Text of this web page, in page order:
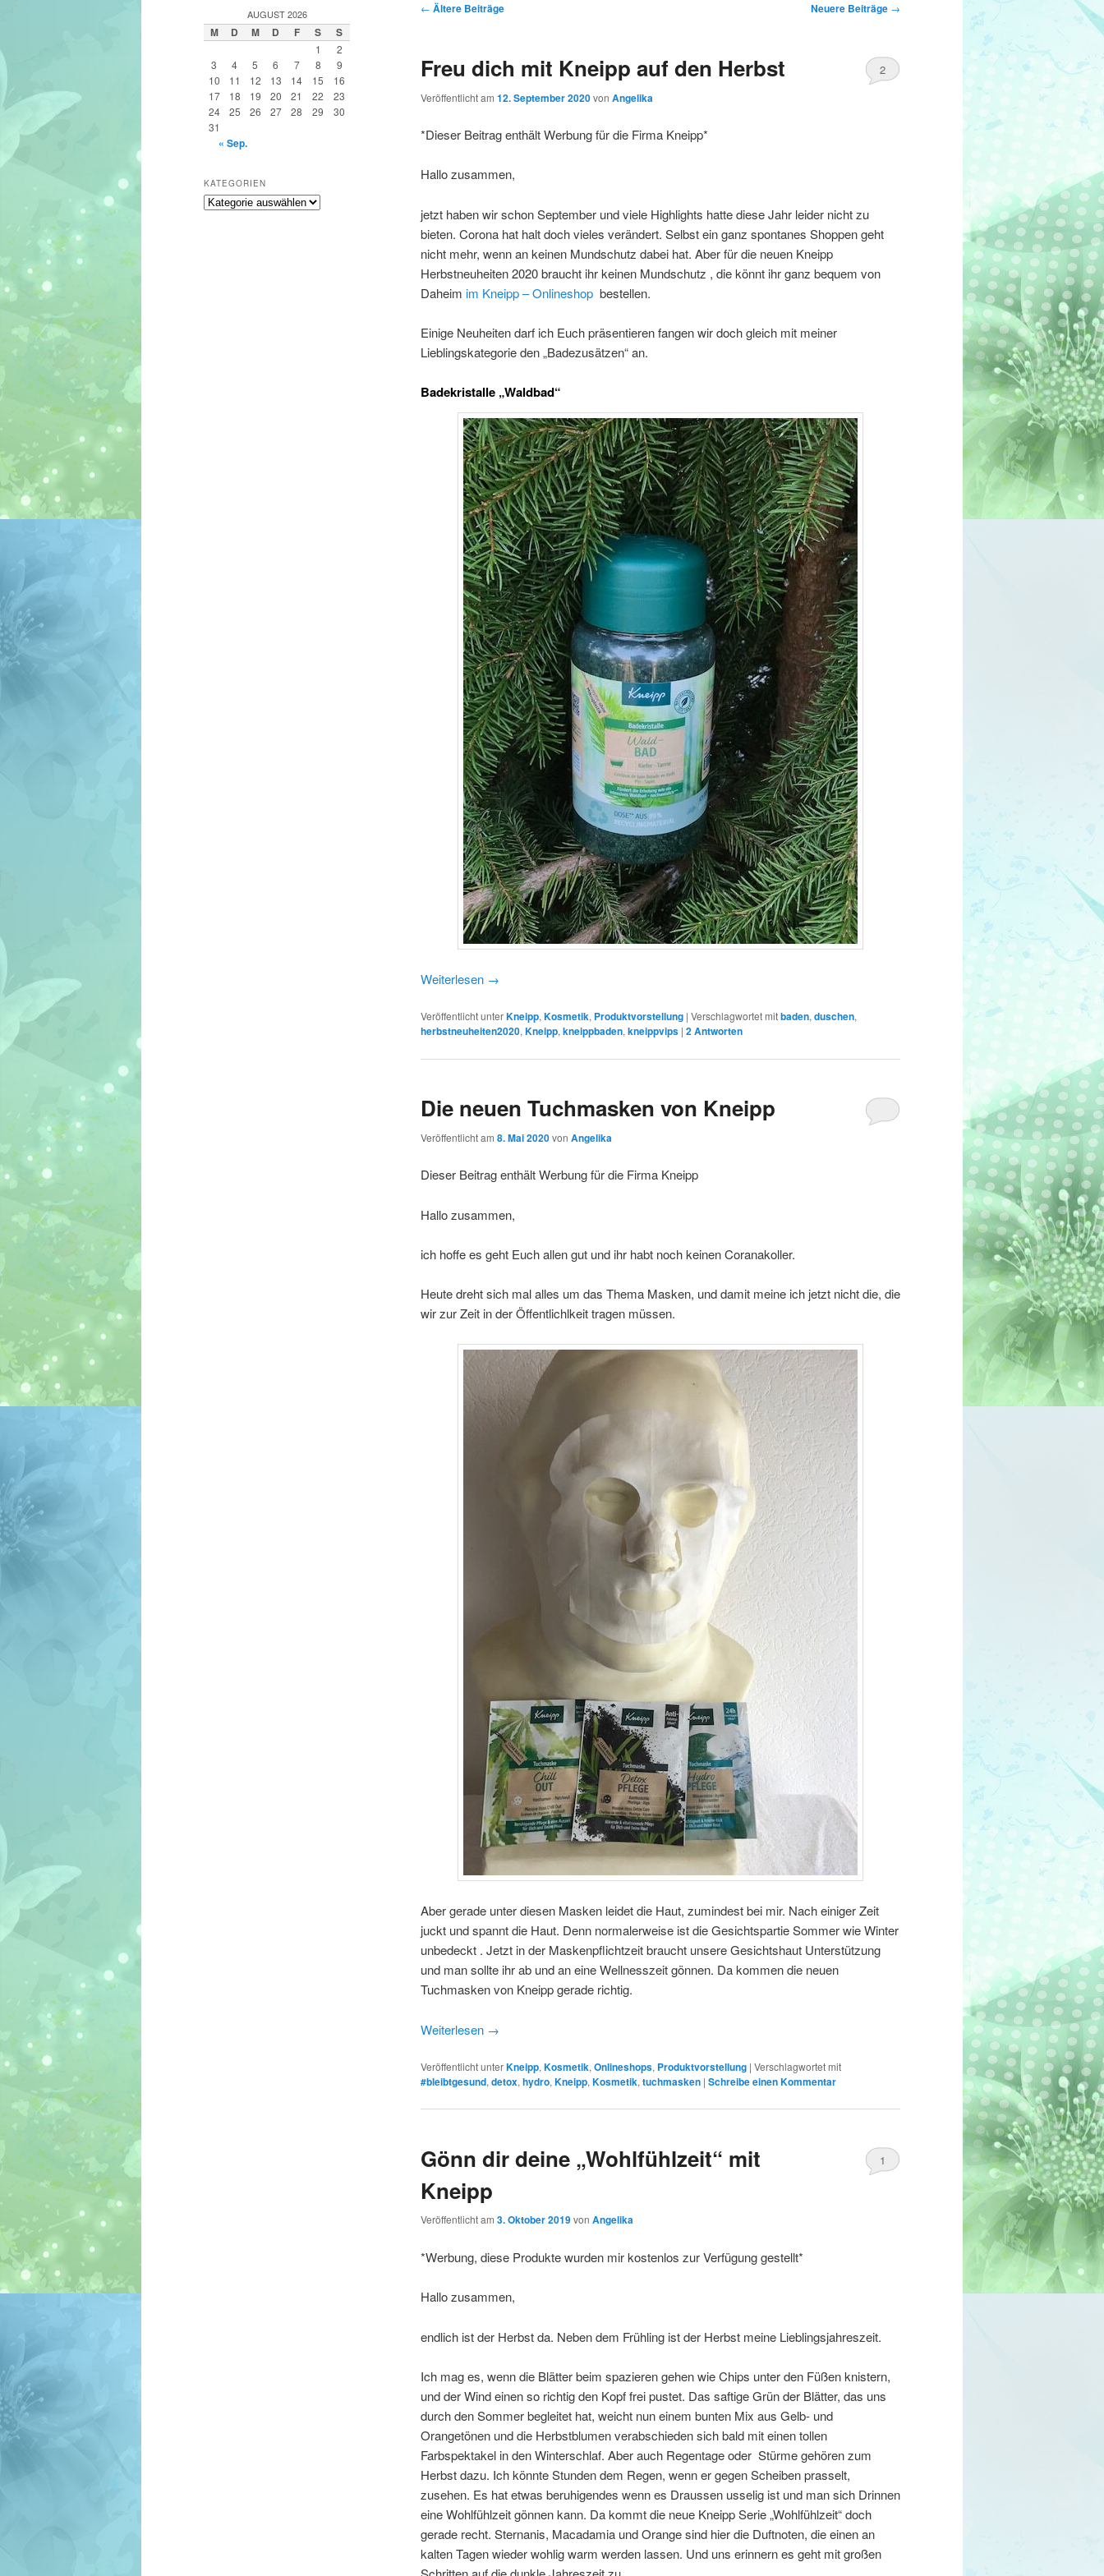
Beitragsnavigation
← Ältere Beiträge Neuere Beiträge →
Freu dich mit Kneipp auf den Herbst
Veröffentlicht am 12. September 2020von Angelika
2
*Dieser Beitrag enthält Werbung für die Firma Kneipp*
Hallo zusammen,
jetzt haben wir schon September und viele Highlights hatte diese Jahr leider nicht zu
bieten. Corona hat halt doch vieles verändert. Selbst ein ganz spontanes Shoppen geht
nicht mehr, wenn an keinen Mundschutz dabei hat. Aber für die neuen Kneipp
Herbstneuheiten 2020 braucht ihr keinen Mundschutz , die könnt ihr ganz bequem von
Daheim im Kneipp – Onlineshop bestellen.
Einige Neuheiten darf ich Euch präsentieren fangen wir doch gleich mit meiner
Lieblingskategorie den „Badezusätzen“ an.
Badekristalle „Waldbad“
Weiterlesen →
Veröffentlicht unterKneipp, Kosmetik, Produktvorstellung | Verschlagwortet mitbaden, duschen,
herbstneuheiten2020, Kneipp, kneippbaden, kneippvips | 2Antworten
Die neuen Tuchmasken von Kneipp
Veröffentlicht am 8. Mai 2020von Angelika
Dieser Beitrag enthält Werbung für die Firma Kneipp
Hallo zusammen,
ich hoffe es geht Euch allen gut und ihr habt noch keinen Coranakoller.
Heute dreht sich mal alles um das Thema Masken, und damit meine ich jetzt nicht die, die
wir zur Zeit in der Öffentlichlkeit tragen müssen.
Aber gerade unter diesen Masken leidet die Haut, zumindest bei mir. Nach einiger Zeit
juckt und spannt die Haut. Denn normalerweise ist die Gesichtspartie Sommer wie Winter
unbedeckt . Jetzt in der Maskenpflichtzeit braucht unsere Gesichtshaut Unterstützung
und man sollte ihr ab und an eine Wellnesszeit gönnen. Da kommen die neuen
Tuchmasken von Kneipp gerade richtig.
Weiterlesen →
Veröffentlicht unterKneipp, Kosmetik, Onlineshops, Produktvorstellung | Verschlagwortet mit
#bleibtgesund, detox, hydro, Kneipp, Kosmetik, tuchmasken | Schreibe einen Kommentar
Gönn dir deine „Wohlfühlzeit“ mit
Kneipp
Veröffentlicht am 3. Oktober 2019von Angelika
1
*Werbung, diese Produkte wurden mir kostenlos zur Verfügung gestellt*
Hallo zusammen,
endlich ist der Herbst da. Neben dem Frühling ist der Herbst meine Lieblingsjahreszeit.
Ich mag es, wenn die Blätter beim spazieren gehen wie Chips unter den Füßen knistern,
und der Wind einen so richtig den Kopf frei pustet. Das saftige Grün der Blätter, das uns
durch den Sommer begleitet hat, weicht nun einem bunten Mix aus Gelb- und
Orangetönen und die Herbstblumen verabschieden sich bald mit einen tollen
Farbspektakel in den Winterschlaf. Aber auch Regentage oder Stürme gehören zum
Herbst dazu. Ich könnte Stunden dem Regen, wenn er gegen Scheiben prasselt,
zusehen. Es hat etwas beruhigendes wenn es Draussen usselig ist und man sich Drinnen
eine Wohlfühlzeit gönnen kann. Da kommt die neue Kneipp Serie „Wohlfühlzeit“ doch
gerade recht. Sternanis, Macadamia und Orange sind hier die Duftnoten, die einen an
kalten Tagen wieder wohlig warm werden lassen. Und uns erinnern es geht mit großen
e
n
AUGUST 2026
M D M D F S S
1
2
3
4 5 6 7 8
9
10
11 12 13 14 15
16
17
18 19 20 21 22
23
24
25 26 27 28 29
30
31
« Sep.
KATEGORIEN
Kategorien